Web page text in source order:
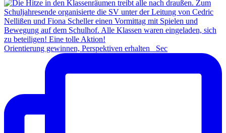
Orientierung gewinnen, Perspektiven erhalten Sec